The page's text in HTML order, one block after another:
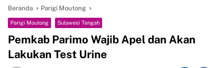
Beranda Parigi Moutong
Parigi Moutong Sulawesi Tengah
Pemkab Parimo Wajib Apel dan Akan
Lakukan Test Urine